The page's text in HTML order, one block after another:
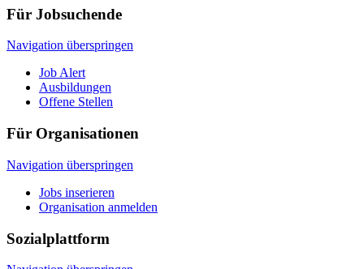
Für Jobsuchende
Navigation überspringen
Job Alert
Ausbildungen
Offene Stellen
Für Organisationen
Navigation überspringen
Jobs inserieren
Organisation anmelden
Sozialplattform